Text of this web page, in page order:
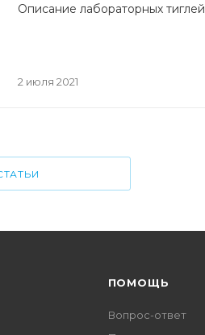
2 июля 2021
Описание лабораторных тиглей
ПОМОЩЬ
Вопрос-ответ